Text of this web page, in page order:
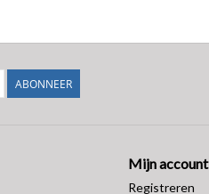
ABONNEER
Mijn account
Registreren